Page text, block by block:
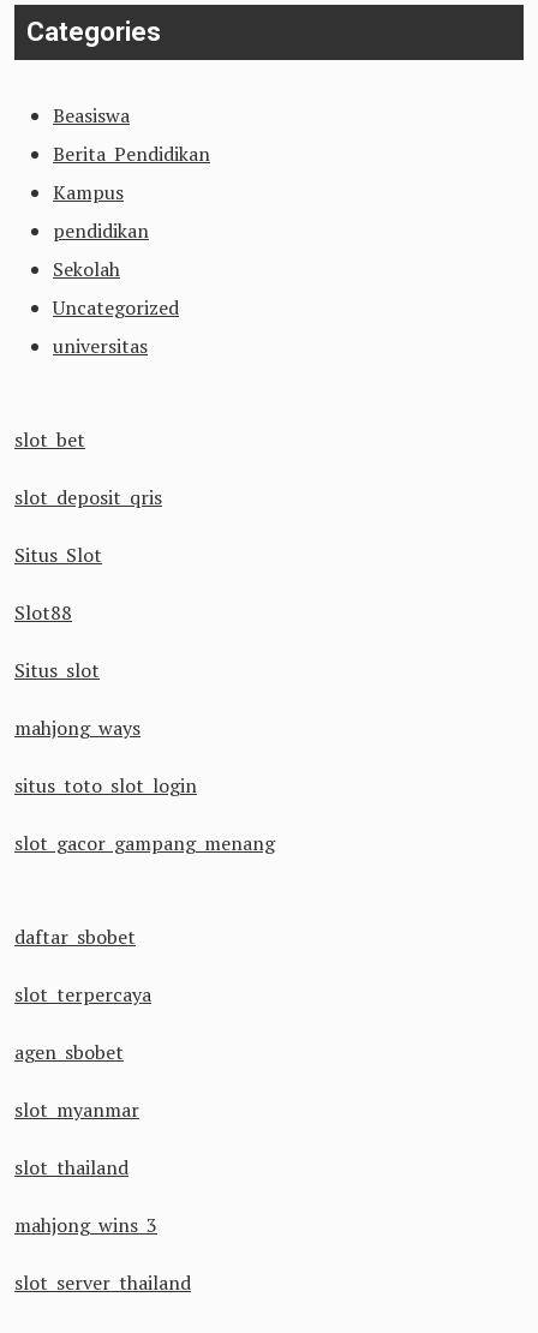
Categories
Beasiswa
Berita Pendidikan
Kampus
pendidikan
Sekolah
Uncategorized
universitas
slot bet
slot deposit qris
Situs Slot
Slot88
Situs slot
mahjong ways
situs toto slot login
slot gacor gampang menang
daftar sbobet
slot terpercaya
agen sbobet
slot myanmar
slot thailand
mahjong wins 3
slot server thailand